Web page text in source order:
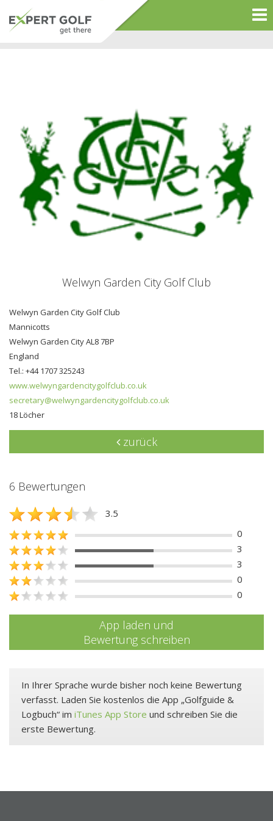
Welwyn Garden City Golf Club
Welwyn Garden City Golf Club
Mannicotts
Welwyn Garden City AL8 7BP
England
Tel.: +44 1707 325243
www.welwyngardencitygolfclub.co.uk
secretary@welwyngardencitygolfclub.co.uk
18 Löcher
zurück
6 Bewertungen
3.5
0
3
3
0
0
App laden und
Bewertung schreiben
In Ihrer Sprache wurde bisher noch keine Bewertung
verfasst. Laden Sie kostenlos die App „Golfguide &
Logbuch“ im iTunes App Store und schreiben Sie die
erste Bewertung.